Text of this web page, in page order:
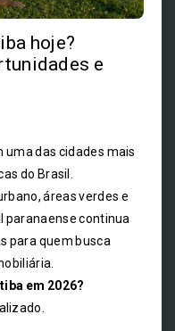
hoje?
e
uma das cidades mais
do Brasil.
áreas verdes e
continua
para quem busca
em 2026?